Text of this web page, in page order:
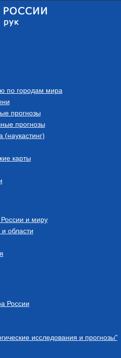
по городам мира
прогнозы
прогнозы
(наукастинг)
карты
и миру
области
России
исследования и прогнозы"